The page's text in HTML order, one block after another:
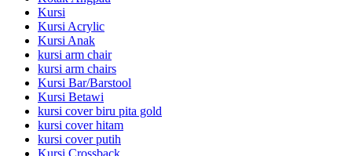
Kursi
Kursi Acrylic
Kursi Anak
kursi arm chair
kursi arm chairs
Kursi Bar/Barstool
Kursi Betawi
kursi cover biru pita gold
kursi cover hitam
kursi cover putih